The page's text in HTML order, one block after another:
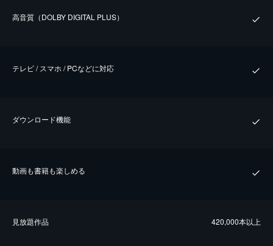
⾼⾳質（DOLBY DIGITAL PLUS）
テレビ / スマホ / PCなどに対応
ダウンロード機能
動画も書籍も楽しめる
⾒放題作品 420,000本以上